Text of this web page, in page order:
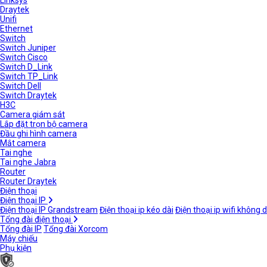
Draytek
Unifi
Ethernet
Switch
Switch Juniper
Switch Cisco
Switch D_Link
Switch TP_Link
Switch Dell
Switch Draytek
H3C
Camera giám sát
Lắp đặt trọn bộ camera
Đầu ghi hình camera
Mắt camera
Tai nghe
Tai nghe Jabra
Router
Router Draytek
Điện thoại
Điện thoại IP
Điện thoại IP Grandstream Điện thoại ip kéo dài Điện thoại ip wifi không
Tổng đài điện thoại
Tổng đài IP Tổng đài Xorcom
Máy chiếu
Phụ kiện